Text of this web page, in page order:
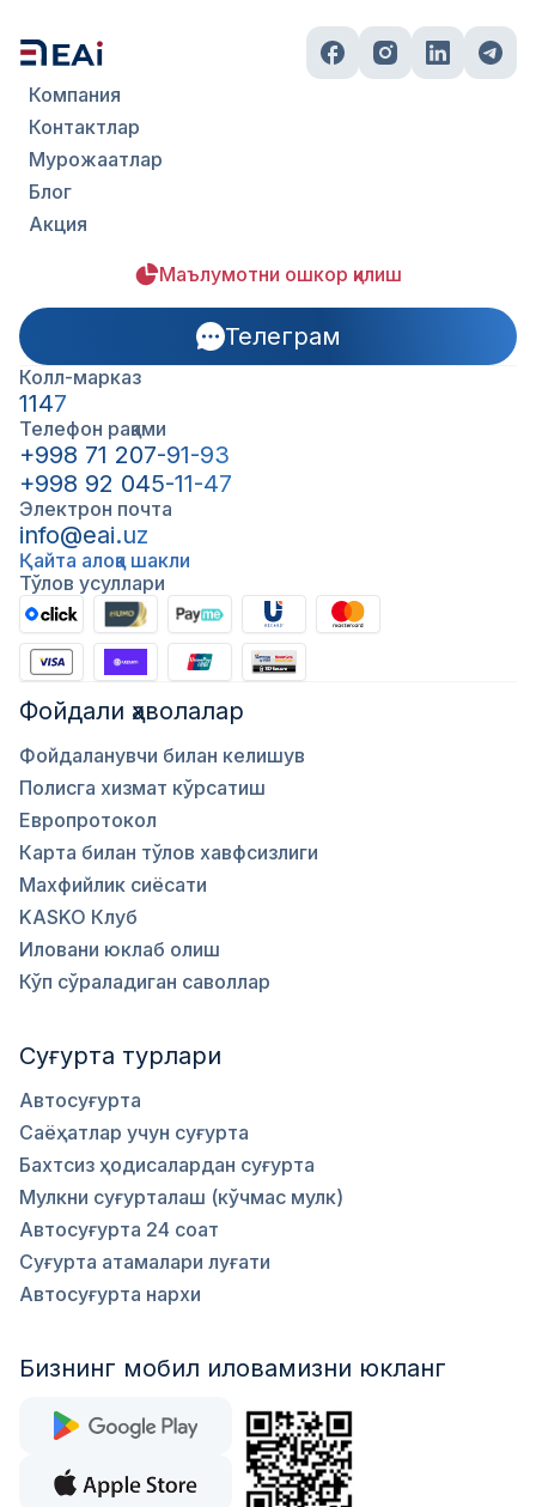
Компания
Контактлар
Мурожаатлар
Блог
Акция
Маълумотни ошкор қилиш
Телеграм
Колл-марказ
1147
Телефон рақами
+998 71 207-91-93
+998 92 045-11-47
Электрон почта
info@eai.uz
Қайта алоқа шакли
Тўлов усуллари
Фойдали ҳаволалар
Фойдаланувчи билан келишув
Полисга хизмат кўрсатиш
Европротокол
Карта билан тўлов хавфсизлиги
Махфийлик сиёсати
KASKO Клуб
Иловани юклаб олиш
Кўп сўраладиган саволлар
Суғурта турлари
Автосуғурта
Саёҳатлар учун суғурта
Бахтсиз ҳодисалардан суғурта
Мулкни суғурталаш (кўчмас мулк)
Автосуғурта 24 соат
Суғурта атамалари луғати
Автосуғурта нархи
Бизнинг мобил иловамизни юкланг